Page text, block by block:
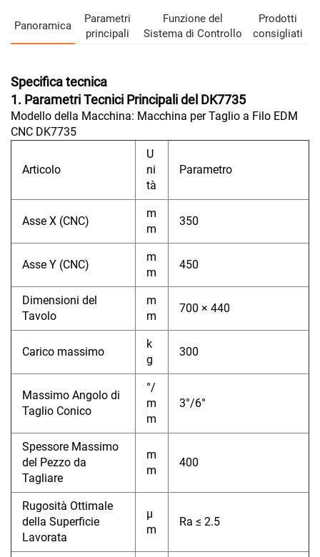
Panoramica
Parametri
principali
Funzione del
Sistema di Controllo
Prodotti
consigliati
Specifica tecnica
1. Parametri Tecnici Principali del DK7735
Modello della Macchina: Macchina per Taglio a Filo EDM
CNC DK7735
Articolo
U
ni
tà
Parametro
Asse X (CNC)
m
m
350
Asse Y (CNC)
m
m
450
Dimensioni del
Tavolo
m
m
700 × 440
Carico massimo
k
g
300
Massimo Angolo di
Taglio Conico
°/
m
m
3°/6°
Spessore Massimo
del Pezzo da
Tagliare
m
m
400
Rugosità Ottimale
della Superficie
Lavorata
μ
m
Ra ≤ 2.5